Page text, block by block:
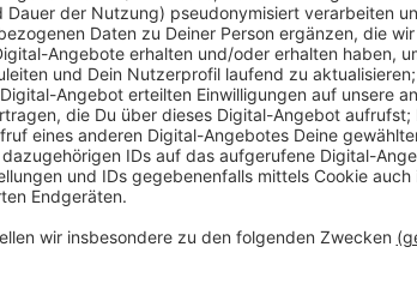
Anzeige
Besonders voll werden könnte es, weil
Last-Minute-Shopping am 24sten ist also nicht
Geschenke in diesem Jahr laut FOM-Studie vor
und Accessoires. Wegen der zu erwartenden
Anreise mit öffentlichen Verkehrsmitteln. An